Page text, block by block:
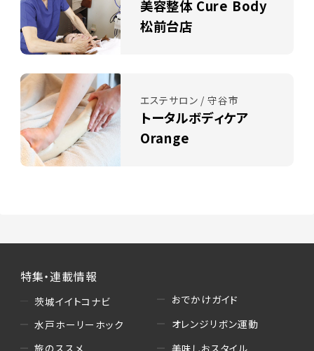
美容整体 Cure Body
松前台店
エステサロン / 守谷市
トータルボディケア
Orange
特集・連載情報
茨城イイトコナビ
水戸ホーリーホック
おでかけガイド
オレンジリボン運動